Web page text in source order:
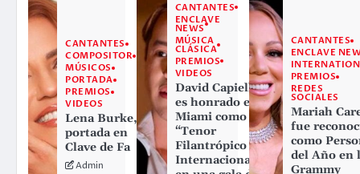
CANTANTES
COMPOSITOR
MÚSICOS
PORTADA
PREMIOS
VIDEOS
Lena Burke,
portada en
Clave de Fa
Admin
CANTANTES
ENCLAVE
NEWS
MÚSICA
CLÁSICA
PREMIOS
VIDEOS
David Capiello
es honrado en
Miami como
“Tenor
Filantrópico
Internacional”
CANTANTES
ENCLAVE
PREMIOS
REDES
SOCIALES
Mariah
fue
como
del Año en
Grammy